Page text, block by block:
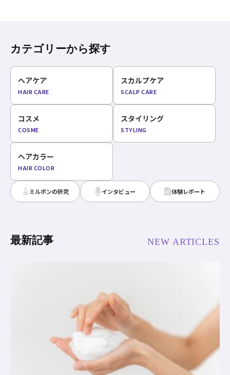
カテゴリーから探す
ヘアケア
HAIR CARE
スカルプケア
SCALP CARE
コスメ
COSME
スタイリング
STYLING
ヘアカラー
HAIR COLOR
ミルボンの研究 インタビュー 体験レポート
最新記事 NEW ARTICLES